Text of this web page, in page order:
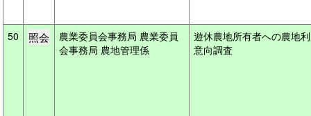
50
農業委員会事務局 農業委員
会事務局 農地管理係
遊休農地所有者への農地
意向調査